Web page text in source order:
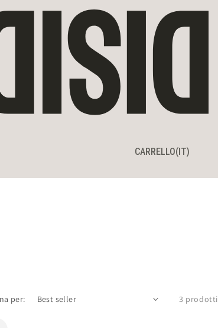
CARRELLO
CARRELLO(IT)
per: 3 prodotti